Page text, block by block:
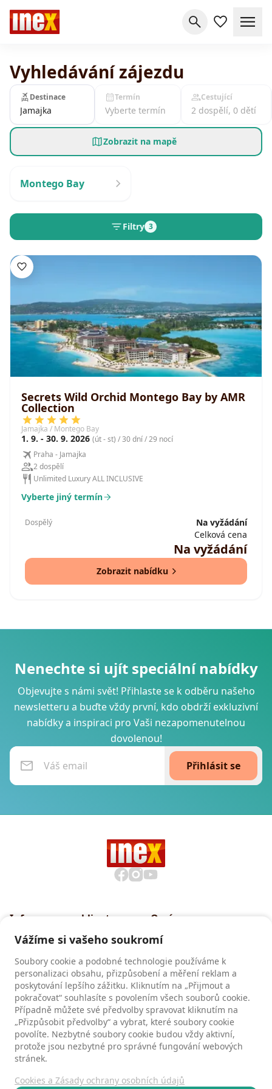
Vyhledávání zájezdu
Destinace
Jamajka
Termín
Vyberte termín
Cestující
2 dospělí, 0 dětí
Zobrazit na mapě
Montego Bay
Filtry 3
Secrets Wild Orchid Montego Bay by AMR
Collection
Jamajka / Montego Bay
1. 9. - 30. 9. 2026 (út - st) / 30 dní / 29 nocí
Praha - Jamajka
2 dospělí
Unlimited Luxury ALL INCLUSIVE
Vyberte jiný termín
Dospělý
Na vyžádání
Celková cena
Na vyžádání
Zobrazit nabídku
Nenechte si ujít speciální nabídky
Objevujte s námi svět! Přihlaste se k odběru našeho
newsletteru a buďte vždy první, kdo obdrží exkluzivní
nabídky a inspiraci pro Vaši nezapomenutelnou
dovolenou!
Přihlásit se
Informace pro klienty
podmínky CK INEX
Pojištění CK INEX
Zásady a informace o
zpracování osobních údajů
O nás
Recenze
Recenze našich klientů
Kontakty
Vážíme si vašeho soukromí
Soubory cookie a podobné technologie používáme k
personalizaci obsahu, přizpůsobení a měření reklam a
poskytování lepšího zážitku. Kliknutím na „Přijmout a
pokračovat“ souhlasíte s povolením všech souborů cookie.
Případně můžete své předvolby spravovat kliknutím na
„Přizpůsobit předvolby“ a vybrat, které soubory cookie
povolíte. Nezbytné soubory cookie budou vždy aktivní,
protože jsou nezbytné pro správné fungování webových
stránek.
Cookies a Zásady ochrany osobních údajů